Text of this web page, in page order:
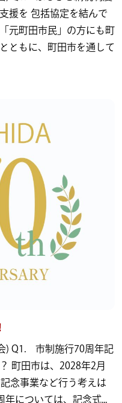
援を 包括協定を結んで
元町田市民」の方にも町
ともに、町田市を通して
) Q1. 市制施行70周年記
町田市は、2028年2月
念事業など行う考えは
については、記念式...